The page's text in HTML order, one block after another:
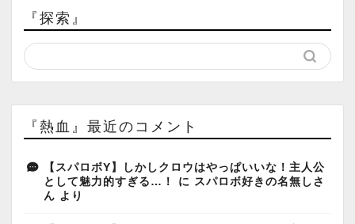
『探索』
『熱血』最近のコメント
【スパロボY】しかしクロウはやっぱいいな！主人公
として魅力的すぎる…！
に スパロボ好きの名無しさ
ん より